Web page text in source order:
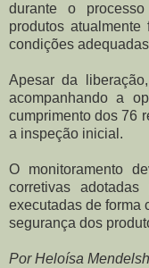
durante o
produtos
condições
Apesar da
acompanhando a
cumprimento dos 76
a inspeção inicial.
O monitoramento
corretivas
executadas de forma
segurança dos
Por Heloísa